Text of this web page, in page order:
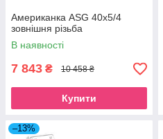
Американка ASG 40x5/4
зовнішня різьба
В наявності
7 843 ₴ 10 458 ₴
Купити
–13%